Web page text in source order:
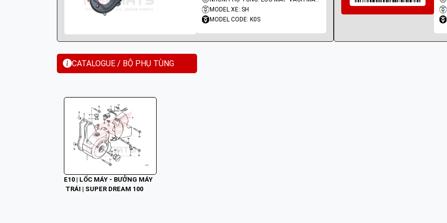
MODEL XE: SH
MODEL CODE: K0S
CATALOGUE / BỘ PHỤ TÙNG
E10 | LỐC MÁY - BƯỞNG MÁY
TRÁI | SUPER DREAM 100